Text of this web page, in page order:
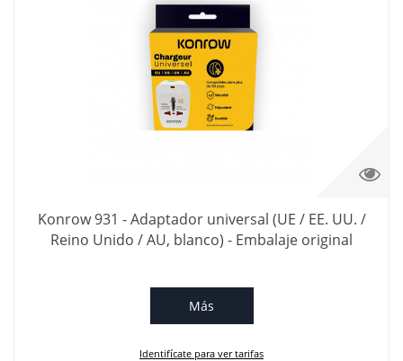
Konrow 931 - Adaptador universal (UE / EE. UU. /
Reino Unido / AU, blanco) - Embalaje original
Más
Identifícate para ver tarifas